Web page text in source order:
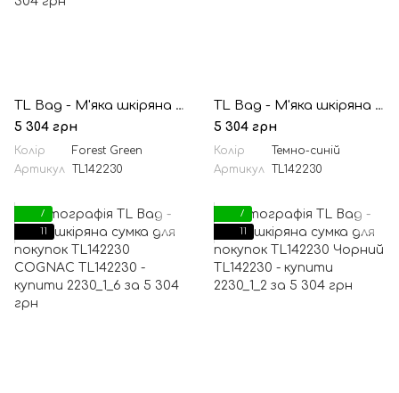
TL Bag - М'яка шкіряна сумка для покупок TL142230 Лісовий зелений
5 304 грн
Колір
Forest Green
Артикул
TL142230
TL Bag - М'яка шкіряна сумка для покупок TL142230 Темний китін
5 304 грн
Колір
Темно-синій
Артикул
TL142230
7
11
7
11